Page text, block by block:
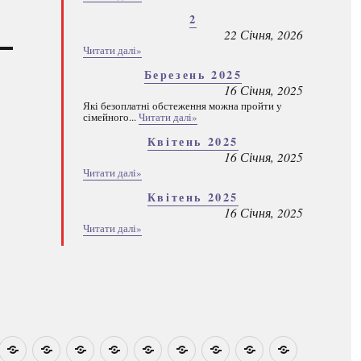
2
22 Січня, 2026
Читати далі»
Березень 2025
16 Січня, 2025
Які безоплатні обстеження можна пройти у
сімейного...Читати далі»
Квітень 2025
16 Січня, 2025
Читати далі»
Квітень 2025
16 Січня, 2025
Читати далі»
Навчально-
Ми
Звіти Про
План Розумовські
Реєстрація
КаталогЯкі